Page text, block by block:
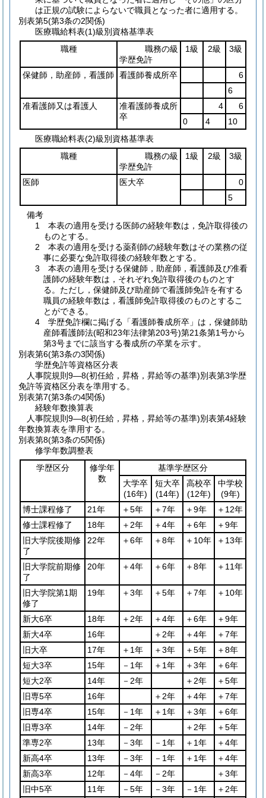
は正規の試験によらないで職員となった者に適用する。
別表第5(第3条の2関係)
医療職給料表(1)級別資格基準表
職種
職務の級
学歴免許
1級 2級 3級
保健師，助産師，看護師 看護師養成所卒
6
6
准看護師又は看護人
准看護師養成所
卒
4
6
0
4
10
医療職給料表(2)級別資格基準表
職種
職務の級
学歴免許
1級 2級 3級
医師 医大卒
0
5
備考
1 本表の適用を受ける医師の経験年数は，免許取得後の
ものとする。
2 本表の適用を受ける薬剤師の経験年数はその業務の従
事に必要な免許取得後の経験年数とする。
3 本表の適用を受ける保健師，助産師，看護師及び准看
護師の経験年数は，それぞれ免許取得後のものとす
る。ただし，保健師及び助産師で看護師免許を有する
職員の経験年数は，看護師免許取得後のものとするこ
とができる。
4 学歴免詐欄に掲げる「看護師養成所卒」は，保健師助
産師看護師法(昭和23年法律第203号)第21条第1号から
第3号までに該当する養成所の卒業を示す。
別表第6(第3条の3関係)
学歴免許等資格区分表
人事院規則9―8(初任給，昇格，昇給等の基準)別表第3学歴
免許等資格区分表を準用する。
別表第7(第3条の4関係)
経験年数換算表
人事院規則9―8(初任給，昇格，昇給等の基準)別表第4経験
年数換算表を準用する。
別表第8(第3条の5関係)
修学年数調整表
学歴区分
修学年
数
基準学歴区分
大学卒
(16年)
短大卒
(14年)
高校卒
(12年)
中学校
(9年)
博士課程修了
21年 ＋5年 ＋7年 ＋9年
＋12年
修士課程修了
18年 ＋2年 ＋4年 ＋6年
＋9年
旧大学院後期修
了
22年 ＋6年 ＋8年 ＋10年 ＋13年
旧大学院前期修
了
20年 ＋4年 ＋6年 ＋8年 ＋11年
旧大学院第1期
修了
19年 ＋3年 ＋5年 ＋7年 ＋10年
新大6卒 18年 ＋2年 ＋4年 ＋6年
＋9年
新大4卒
16年 ＋2年 ＋4年
＋7年
旧大卒
17年 ＋1年 ＋3年 ＋5年
＋8年
短大3卒
15年 －1年 ＋1年 ＋3年
＋6年
短大2卒
14年 －2年 ＋2年
＋5年
旧専5卒
16年 ＋2年 ＋4年
＋7年
旧専4卒
15年 －1年 ＋1年 ＋3年
＋6年
旧専3卒
14年 －2年 ＋2年
＋5年
準専2卒
13年 －3年 －1年 ＋1年
＋4年
新高4卒
13年 －3年 －1年 ＋1年
＋4年
新高3卒
12年 －4年 －2年
＋3年
旧中5卒
11年 －5年 －3年 －1年
＋2年